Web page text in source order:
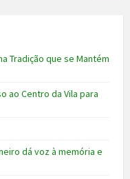
Tradição que se Mantém
ao Centro da Vila para
dá voz à memória e